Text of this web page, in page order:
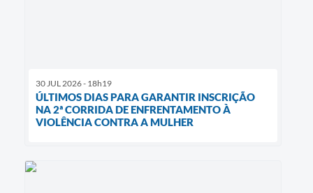
30 JUL 2026 - 18h19
ÚLTIMOS DIAS PARA GARANTIR INSCRIÇÃO
NA 2ª CORRIDA DE ENFRENTAMENTO À
VIOLÊNCIA CONTRA A MULHER